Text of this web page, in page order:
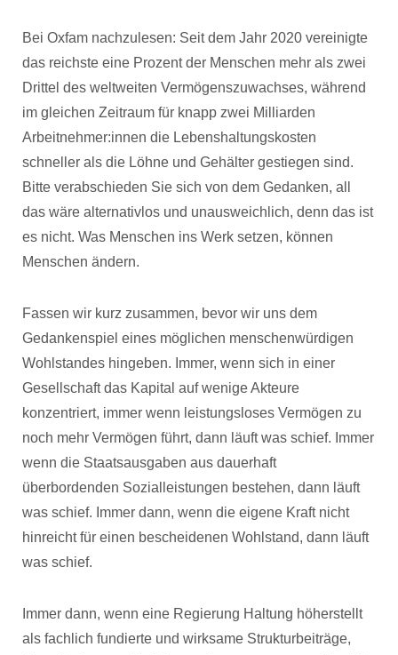
Bei Oxfam nachzulesen: Seit dem Jahr 2020 vereinigte
das reichste eine Prozent der Menschen mehr als zwei
Drittel des weltweiten Vermögenszuwachses, während
im gleichen Zeitraum für knapp zwei Milliarden
Arbeitnehmer:innen die Lebenshaltungskosten
schneller als die Löhne und Gehälter gestiegen sind.
Bitte verabschieden Sie sich von dem Gedanken, all
das wäre alternativlos und unausweichlich, denn das ist
es nicht. Was Menschen ins Werk setzen, können
Menschen ändern.
Fassen wir kurz zusammen, bevor wir uns dem
Gedankenspiel eines möglichen menschenwürdigen
Wohlstandes hingeben. Immer, wenn sich in einer
Gesellschaft das Kapital auf wenige Akteure
konzentriert, immer wenn leistungsloses Vermögen zu
noch mehr Vermögen führt, dann läuft was schief. Immer
wenn die Staatsausgaben aus dauerhaft
überbordenden Sozialleistungen bestehen, dann läuft
was schief. Immer dann, wenn die eigene Kraft nicht
hinreicht für einen bescheidenen Wohlstand, dann läuft
was schief.
Immer dann, wenn eine Regierung Haltung höherstellt
als fachlich fundierte und wirksame Strukturbeiträge,